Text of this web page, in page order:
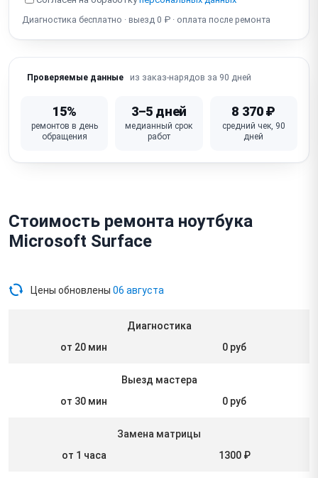
Разбит экран
Диагностика бесплатно · выезд 0 ₽ · оплата после ремонта
Проверяемые данные из заказ-нарядов за 90 дней
15%
ремонтов в день
обращения
3–5 дней
медианный срок
работ
8 370 ₽
средний чек, 90
дней
Стоимость ремонта ноутбука
Microsoft Surface
Цены обновлены 06 августа
Диагностика
от 20 мин
0 руб
Выезд мастера
от 30 мин
0 руб
Замена матрицы
от 1 часа
1300 ₽